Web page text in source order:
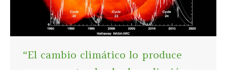
“El cambio climático lo produce